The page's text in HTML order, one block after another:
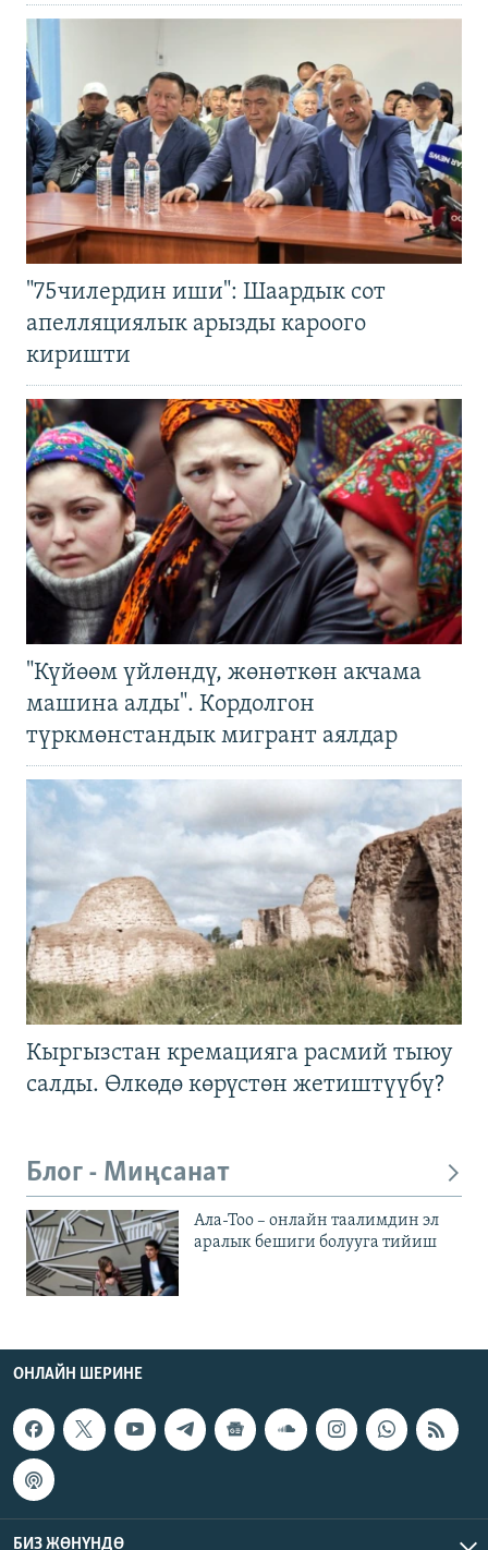
"75чилердин иши": Шаардык сот
апелляциялык арызды кароого
киришти
"Күйөөм үйлөндү, жөнөткөн акчама
машина алды". Кордолгон
түркмөнстандык мигрант аялдар
Кыргызстан кремацияга расмий тыюу
салды. Өлкөдө көрүстөн жетиштүүбү?
Блог - Миңсанат
Ала-Тоо – онлайн таалимдин эл
аралык бешиги болууга тийиш
ОНЛАЙН ШЕРИНЕ
БИЗ ЖӨНҮНДӨ